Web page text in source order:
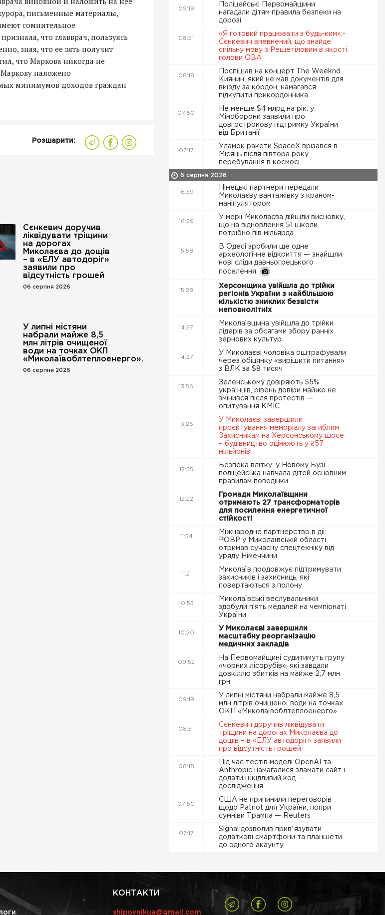
письменные материалы,
сомнительное
что главврач, пользуясь
зная, что ее зять получит
что Маркова никогда не
Маркову наложено
минимумов доходов граждан
Розшарити:
Сєнкевич доручив
ліквідувати тріщини
на дорогах
Миколаєва до дощів
– в «ЕЛУ автодоріг»
заявили про
відсутність грошей
06 серпня 2026
У липні містяни
набрали майже 8,5
млн літрів очищеної
води на точках ОКП
«Миколаївоблтеплоенерго».
06 серпня 2026
09:19
Поліцейські Первомайщини
нагадали дітям правила безпеки на
дорозі
08:51
«Я готовий працювати з будь-ким»,-
Сєнкевич впевнений, що знайде
спільну мову з Решетіловим в якості
голови ОВА
08:18
Поспішав на концерт The Weeknd.
Киянин, який не мав документів для
виїзду за кордон, намагався
підкупити прикордонника
07:50
Не менше $4 млрд на рік: у
Міноборони заявили про
довгострокову підтримку України
від Британії
07:17
Уламок ракети SpaceX врізався в
Місяць після півтора року
перебування в космосі
6 серпня 2026
16:59
Німецькі партнери передали
Миколаєву вантажівку з краном-
маніпулятором
16:29
У мерії Миколаєва дійшли висновку,
що на відновлення 51 школи
потрібно пів мільярда
15:58
В Одесі зробили ще одне
археологічне відкриття — знайшли
нові сліди давньогрецького
поселення
15:28
Херсонщина увійшла до трійки
регіонів України з найбільшою
кількістю зниклих безвісти
неповнолітніх
14:57
Миколаївщина увійшла до трійки
лідерів за обсягами збору ранніх
зернових культур
14:27
У Миколаєві чоловіка оштрафували
через обіцянку «вирішити питання»
з ВЛК за $8 тисяч
13:56
Зеленському довіряють 55%
українців, рівень довіри майже не
змінився після протестів —
опитування КМІС
13:26
У Миколаєві завершили
проєктування меморіалу загиблим
Захисникам на Херсонському шосе
– будівництво оцінюють у ₴57
мільйонів
12:55
Безпека влітку: у Новому Бузі
поліцейська навчала дітей основним
правилам поведінки
12:22
Громади Миколаївщини
отримають 27 трансформаторів
для посилення енергетичної
стійкості
11:54
Міжнародне партнерство в дії:
РОВР у Миколаївській області
отримав сучасну спецтехніку від
уряду Німеччини
11:21
Миколаїв продовжує підтримувати
захисників і захисниць, які
повертаються з полону
10:53
Миколаївські веслувальники
здобули п’ять медалей на чемпіонаті
України
10:20
У Миколаєві завершили
масштабну реорганізацію
медичних закладів
09:52
На Первомайщині судитимуть групу
«чорних лісорубів», які завдали
довкіллю збитків на майже 2,7 млн
грн
09:19
У липні містяни набрали майже 8,5
млн літрів очищеної води на точках
ОКП «Миколаївоблтеплоенерго».
08:51
Сєнкевич доручив ліквідувати
тріщини на дорогах Миколаєва до
дощів – в «ЕЛУ автодоріг» заявили
про відсутність грошей
08:18
Під час тестів моделі OpenAI та
Anthropic намагалися зламати сайт і
додати шкідливий код —
дослідження
07:50
США не припинили переговорів
щодо Patriot для України, попри
сумніви Трампа — Reuters
07:17
Signal дозволив привʼязувати
додаткові смартфони та планшети
до одного акаунту
КОНТАКТИ
shipovnikua@gmail.com